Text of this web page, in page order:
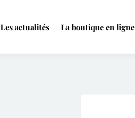
Les actualités La boutique en ligne